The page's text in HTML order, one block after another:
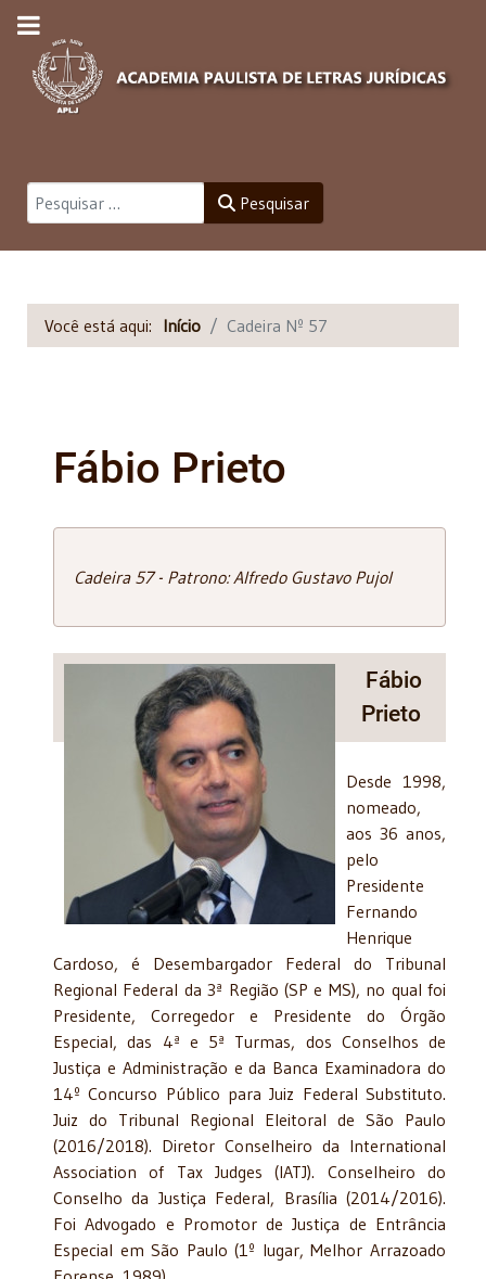
Pesquisar Pesquisar
Você está aqui: Início Cadeira Nº 57
Fábio Prieto
Cadeira 57 - Patrono: Alfredo Gustavo Pujol
Fábio
Prieto
Desde 1998,
nomeado,
aos 36 anos,
pelo
Presidente
Fernando
Henrique
Cardoso, é Desembargador Federal do Tribunal
Regional Federal da 3ª Região (SP e MS), no qual foi
Presidente, Corregedor e Presidente do Órgão
Especial, das 4ª e 5ª Turmas, dos Conselhos de
Justiça e Administração e da Banca Examinadora do
14º Concurso Público para Juiz Federal Substituto.
Juiz do Tribunal Regional Eleitoral de São Paulo
(2016/2018). Diretor Conselheiro da International
Association of Tax Judges (IATJ). Conselheiro do
Conselho da Justiça Federal, Brasília (2014/2016).
Foi Advogado e Promotor de Justiça de Entrância
Especial em São Paulo (1º lugar, Melhor Arrazoado